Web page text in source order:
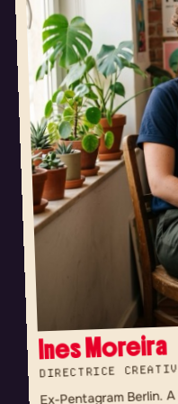
Ines Moreira
DIRECTRICE
Ex-Pentagram Berlin.